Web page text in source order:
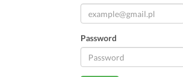
Password